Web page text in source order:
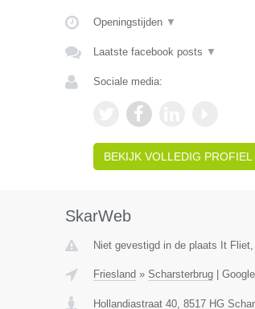
Openingstijden ▼
Laatste facebook posts ▼
Sociale media:
BEKIJK VOLLEDIG PROFIEL
SkarWeb
Niet gevestigd in de plaats It
Friesland » Scharsterbrug|
Hollandiastraat 40, 8517 HG